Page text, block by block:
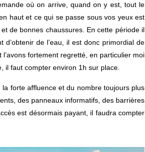
où on arrive, quand on y est, tout le
haut et ce qui se passe sous vos yeux est
de bonnes chaussures. En cette période il
de l’eau, il est donc primordial de
fortement regretté, en particulier moi
il faut compter environ 1h sur place.
la forte affluence et du nombre toujours plus
des panneaux informatifs, des barrières
est désormais payant, il faudra compter